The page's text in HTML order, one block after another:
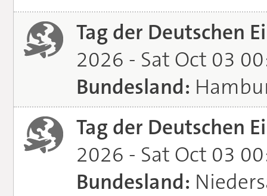
Tag der Deutschen
2026 - Sat Oct 03
Bundesland:
Tag der Deutschen
2026 - Sat Oct 03
Bundesland: